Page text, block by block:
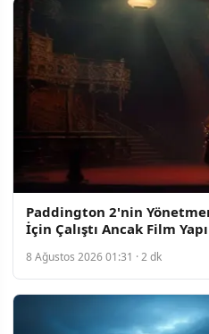
Paddington 2'nin
İçin Çalıştı Ancak Film
8 Ağustos 2026 01:31 · 2 dk